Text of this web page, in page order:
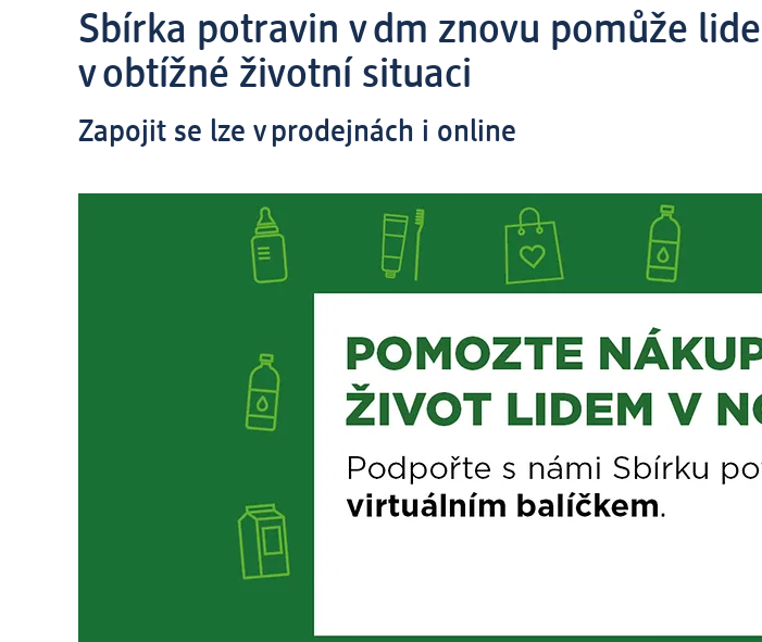
Sbírka potravin v dm znovu pomůže
v obtížné životní situaci
Zapojit se lze v prodejnách i online